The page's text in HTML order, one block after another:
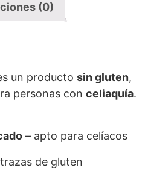
(0)
un producto sin gluten,
personas con celiaquía.
– apto para celíacos
de gluten